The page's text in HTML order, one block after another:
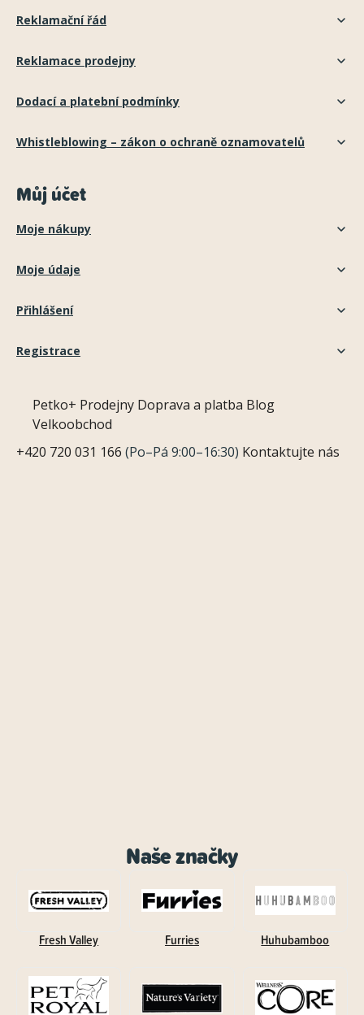
Reklamační řád
Reklamace prodejny
Dodací a platební podmínky
Whistleblowing – zákon o ochraně oznamovatelů
Můj účet
Moje nákupy
Moje údaje
Přihlášení
Registrace
Petko+ Prodejny Doprava a platba Blog
Velkoobchod
+420 720 031 166 (Po–Pá 9:00–16:30) Kontaktujte nás
Naše značky
Fresh Valley Furries Huhubamboo